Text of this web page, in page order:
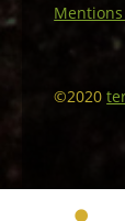
©2020